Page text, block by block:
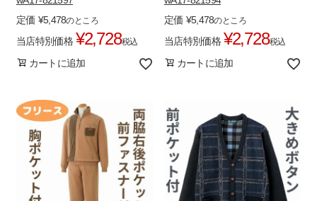
定価 ¥5,478のところ
当店特別価格 ¥2,728税込
カートに追加
定価 ¥5,478のところ
当店特別価格 ¥2,728税込
カートに追加